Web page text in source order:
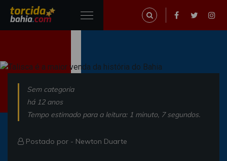
Sem categoria
há 12 anos
Tempo estimado para a leitura: 1 minuto, 7 segundos.
Postado por - Newton Duarte